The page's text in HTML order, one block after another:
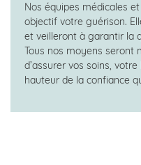
Nos équipes médicales
objectif votre guérison.
et veilleront à garantir la
Tous nos moyens seront
d’assurer vos soins,
hauteur de la confiance